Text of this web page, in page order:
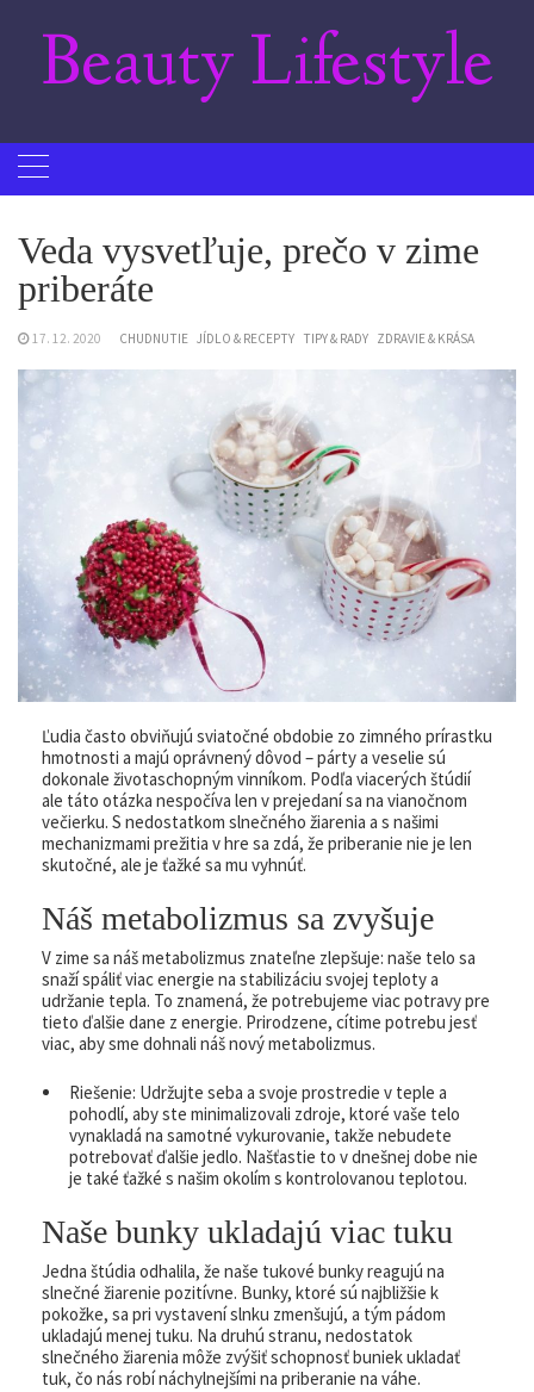
contentBeauty Lifestyle
Veda vysvetľuje, prečo v zime
priberáte
17. 12. 2020 CHUDNUTIE JÍDLO & RECEPTY TIPY & RADY ZDRAVIE & KRÁSA
Ľudia často obviňujú sviatočné obdobie zo zimného prírastku
hmotnosti a majú oprávnený dôvod – párty a veselie sú
dokonale životaschopným vinníkom. Podľa viacerých štúdií
ale táto otázka nespočíva len v prejedaní sa na vianočnom
večierku. S nedostatkom slnečného žiarenia a s našimi
mechanizmami prežitia v hre sa zdá, že priberanie nie je len
skutočné, ale je ťažké sa mu vyhnúť.
Náš metabolizmus sa zvyšuje
V zime sa náš metabolizmus znateľne zlepšuje: naše telo sa
snaží spáliť viac energie na stabilizáciu svojej teploty a
udržanie tepla. To znamená, že potrebujeme viac potravy pre
tieto ďalšie dane z energie. Prirodzene, cítime potrebu jesť
viac, aby sme dohnali náš nový metabolizmus.
Riešenie: Udržujte seba a svoje prostredie v teple a
pohodlí, aby ste minimalizovali zdroje, ktoré vaše telo
vynakladá na samotné vykurovanie, takže nebudete
potrebovať ďalšie jedlo. Našťastie to v dnešnej dobe nie
je také ťažké s našim okolím s kontrolovanou teplotou.
Naše bunky ukladajú viac tuku
Jedna štúdia odhalila, že naše tukové bunky reagujú na
slnečné žiarenie pozitívne. Bunky, ktoré sú najbližšie k
pokožke, sa pri vystavení slnku zmenšujú, a tým pádom
ukladajú menej tuku. Na druhú stranu, nedostatok
slnečného žiarenia môže zvýšiť schopnosť buniek ukladať
tuk, čo nás robí náchylnejšími na priberanie na váhe.